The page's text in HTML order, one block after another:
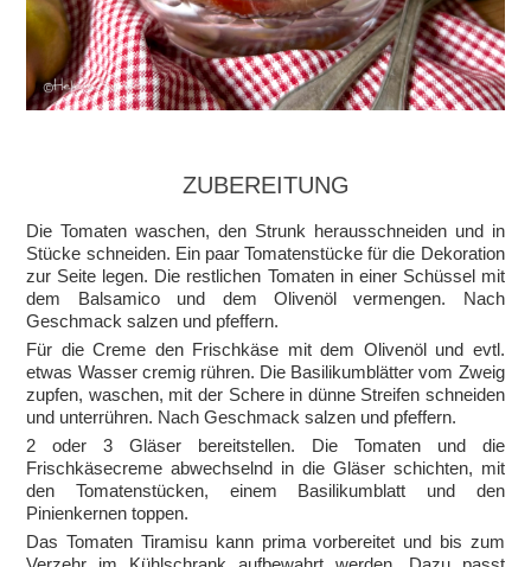
ZUBEREITUNG
Die Tomaten waschen, den Strunk herausschneiden und in
Stücke schneiden. Ein paar Tomatenstücke für die Dekoration
zur Seite legen. Die restlichen Tomaten in einer Schüssel mit
dem Balsamico und dem Olivenöl vermengen. Nach
Geschmack salzen und pfeffern.
Für die Creme den Frischkäse mit dem Olivenöl und evtl.
etwas Wasser cremig rühren. Die Basilikumblätter vom Zweig
zupfen, waschen, mit der Schere in dünne Streifen schneiden
und unterrühren. Nach Geschmack salzen und pfeffern.
2 oder 3 Gläser bereitstellen. Die Tomaten und die
Frischkäsecreme abwechselnd in die Gläser schichten, mit
den Tomatenstücken, einem Basilikumblatt und den
Pinienkernen toppen.
Das Tomaten Tiramisu kann prima vorbereitet und bis zum